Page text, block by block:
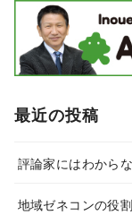
最近の投稿
評論家にはわから
地域ゼネコンの役